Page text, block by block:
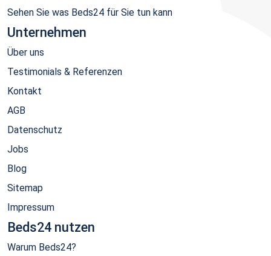
Sehen Sie was Beds24 für Sie tun kann
Unternehmen
Über uns
Testimonials & Referenzen
Kontakt
AGB
Datenschutz
Jobs
Blog
Sitemap
Impressum
Beds24 nutzen
Warum Beds24?